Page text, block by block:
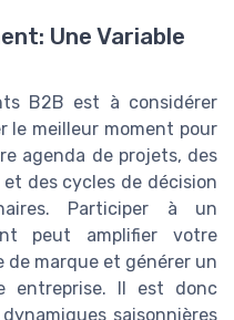
Une Variable
B2B est à considérer
le meilleur moment pour
agenda de projets, des
des cycles de décision
Participer à un
peut amplifier votre
marque et générer un
entreprise. Il est donc
saisonnières